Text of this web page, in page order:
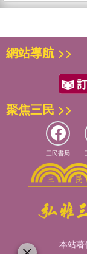
網站導航 >>
聚焦三民 >>
三民書局
本站著